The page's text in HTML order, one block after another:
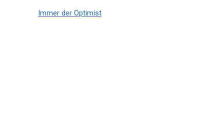
Immer der Optimist